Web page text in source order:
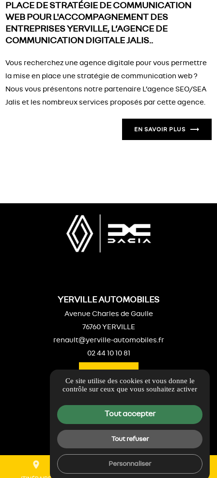
PLACE DE STRATÉGIE DE COMMUNICATION
WEB POUR L'ACCOMPAGNEMENT DES
ENTREPRISES YERVILLE, L’AGENCE DE
COMMUNICATION DIGITALE JALIS..
Vous recherchez une agence digitale pour vous permettre
la mise en place une stratégie de communication web ?
Nous vous présentons notre partenaire L’agence SEO/SEA
Jalis et les nombreux services proposés par cette agence.
EN SAVOIR PLUS
place mail
YERVILLE AUTOMOBILES
Avenue Charles de Gaulle
76760 YERVILLE
renault@yerville-automobiles.fr
02 44 10 10 81
Guide local
Informations complémentaires
Mentions légales
Gestion des cookies
Ce site utilise des cookies et vous donne le
contrôle sur ceux que vous souhaitez activer
Tout accepter
Tout refuser
Personnaliser